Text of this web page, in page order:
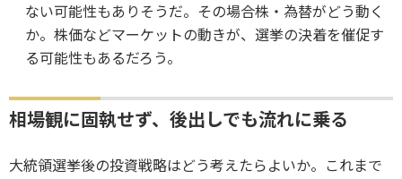
ない可能性もありそうだ。その場合株・為替がどう動く
か。株価などマーケットの動きが、選挙の決着を催促す
る可能性もあるだろう。
相場観に固執せず、後出しでも流れに乗る
大統領選挙後の投資戦略はどう考えたらよいか。これまで